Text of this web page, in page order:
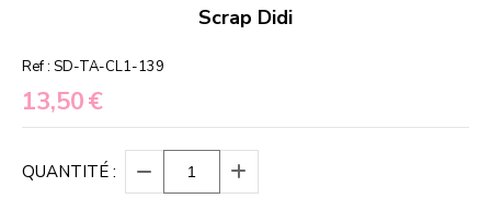
Scrap Didi
Ref : SD-TA-CL1-139
13,50€
QUANTITÉ :